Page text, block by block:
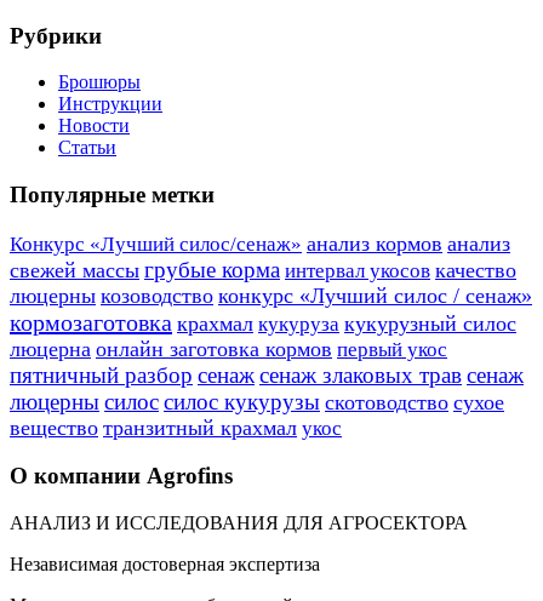
Рубрики
Брошюры
Инструкции
Новости
Статьи
Популярные метки
Конкурс «Лучший силос/сенаж» анализ кормов анализ
свежей массы грубые корма интервал укосов качество
люцерны козоводство конкурс «Лучший силос / сенаж»
кормозаготовка крахмал кукуруза кукурузный силос
люцерна онлайн заготовка кормов первый укос
пятничный разбор сенажсенаж злаковых травсенаж
люцернысилоссилос кукурузы скотоводство сухое
вещество транзитный крахмал укос
О компании Agrofins
АНАЛИЗ И ИССЛЕДОВАНИЯ ДЛЯ АГРОСЕКТОРА
Независимая достоверная экспертиза